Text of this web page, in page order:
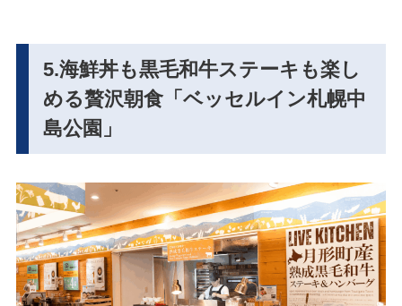
5.海鮮丼も黒毛和牛ステーキも楽し
める贅沢朝食「ベッセルイン札幌中
島公園」